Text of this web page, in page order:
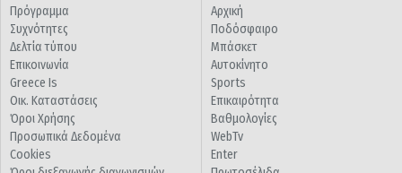
Πρόγραμμα
Συχνότητες
Δελτία τύπου
Επικοινωνία
Greece Is
Οικ. Καταστάσεις
Όροι Χρήσης
Προσωπικά Δεδομένα
Cookies
Αρχική
Ποδόσφαιρο
Μπάσκετ
Αυτοκίνητο
Sports
Επικαιρότητα
Βαθμολογίες
WebTv
Enter